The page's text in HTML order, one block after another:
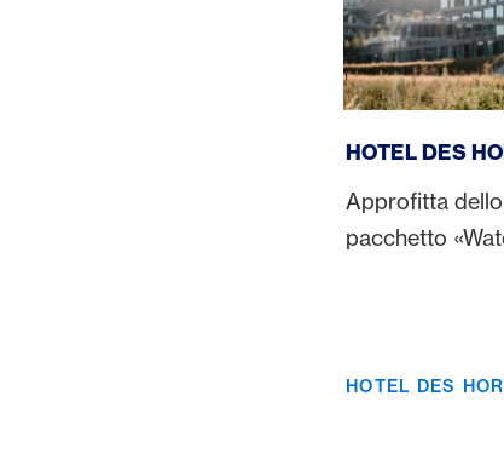
HOTEL DES
Approfitta
pacchetto
HOTEL DES